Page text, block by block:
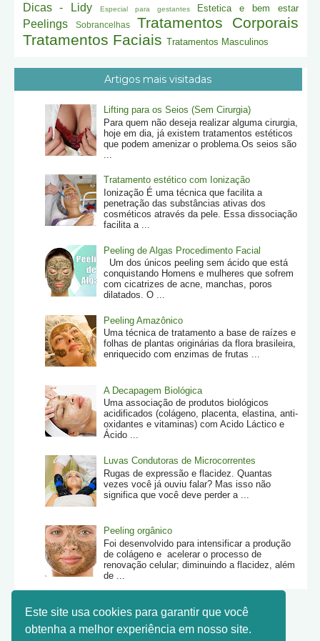
Este site usa cookies para garantir que você
obtenha a melhor experiência em nosso site.
Dicas - Lidy Especial para gestantes Estetica e bem estar
Peelings Sobrancelhas
Tratamentos Corporais
Tratamentos Faciais Tratamentos Masculinos
Artigos mais visitadas
Lifting para os Seios (Sem Cirurgia)
Para quem não deseja realizar alguma cirurgia,
hoje em dia, já existem tratamentos estéticos
que podem amenizar o problema.Os seios são
Tratamento estético com Ionização
Ionização É uma técnica que facilita a
penetração das substâncias ativas dos
cosméticos através da pele. Essa dissociação
facilita a ...
Peeling de Algas Procedimento Facial
Um dos únicos peeling sem ácido que está
conquistando Homens e mulheres que sofrem
com cicatrizes de acne, manchas, poros
dilatados. O ...
Peeling Amazônico
Uma técnica de tratamento a base de raízes e
folhas de plantas originárias da flora brasileira,
enriquecido com enzimas de frutas ...
A Decapagem Biológica
Uma associação de produtos biológicos
acidificados (colágeno, placenta, elastina, anti-
oxidantes e vitaminas) com Acido Láctico e
Ácido ...
Luvas Condutoras de Microcorrentes
Rugas de expressão e flacidez. Quantas
vezes você já ouviu falar? Mas isso não
significa que você deve perder a ...
Peeling orgânico
Foi desenvolvido para intensificar a produção
de colágeno e acelerar o processo de
renovação celular; diminuindo a flacidez, além
de ...